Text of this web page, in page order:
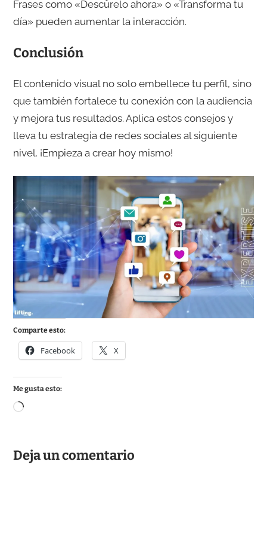
Frases como «Descûrelo ahora» o «Transforma tu
día» pueden aumentar la interacción.
Conclusión
El contenido visual no solo embellece tu perfil, sino
que también fortalece tu conexión con la audiencia
y mejora tus resultados. Aplica estos consejos y
lleva tu estrategia de redes sociales al siguiente
nivel. ¡Empieza a crear hoy mismo!
Comparte esto:
Facebook X
Me gusta esto:
C
g
Deja un comentario